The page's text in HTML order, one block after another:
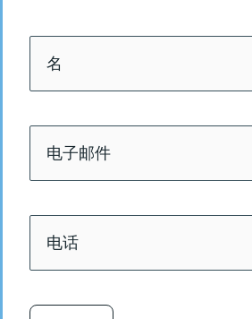
名
*
页
子
邮
*
话
*